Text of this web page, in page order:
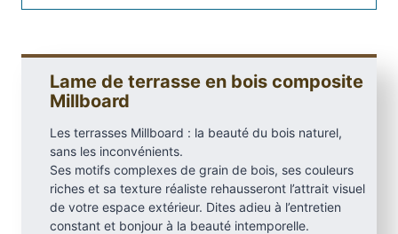
s
n
e
n
r
a
Lame de terrasse en bois composite
Millboard
Les terrasses Millboard : la beauté du bois naturel,
sans les inconvénients.
Ses motifs complexes de grain de bois, ses couleurs
riches et sa texture réaliste rehausseront l’attrait visuel
de votre espace extérieur. Dites adieu à l’entretien
constant et bonjour à la beauté intemporelle.